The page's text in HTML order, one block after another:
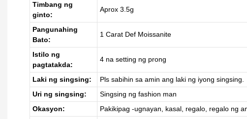
Timbang ng
ginto:
Aprox 3.5g
Pangunahing
Bato:
1 Carat Def Moissanite
Istilo ng
pagtatakda:
4 na setting ng prong
Laki ng singsing:
Pls sabihin sa amin ang laki ng iyong singsing.
Uri ng singsing:
Singsing ng fashion man
Okasyon:
Pakikipag -ugnayan, kasal, regalo, regalo ng